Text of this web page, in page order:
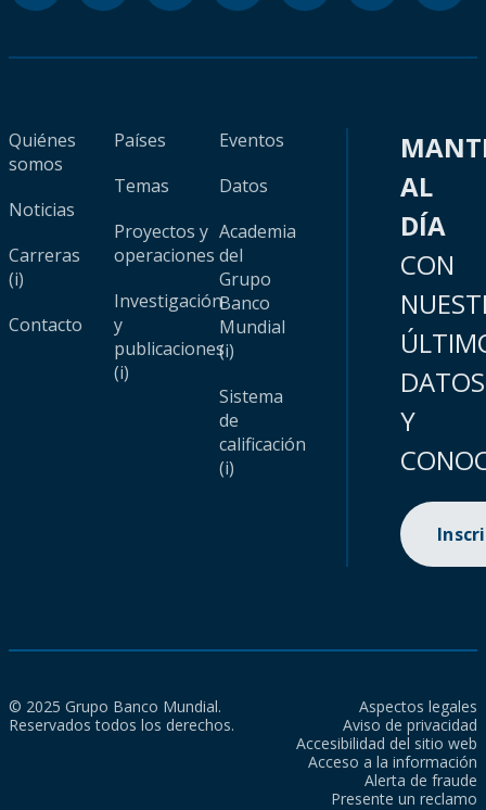
Quiénes
somos
Noticias
Carreras
(i)
Contacto
Países
Temas
Proyectos y
operaciones
Investigación
y
publicaciones
(i)
Eventos
Datos
Academia
del
Grupo
Banco
Mundial
(i)
Sistema
de
calificación
(i)
AL
DÍA
CON
DATOS
Y
© 2025 Grupo Banco Mundial.
Reservados todos los derechos.
Aspectos legales
Aviso de privacidad
Accesibilidad del sitio web
Acceso a la información
Alerta de fraude
Presente un reclamo